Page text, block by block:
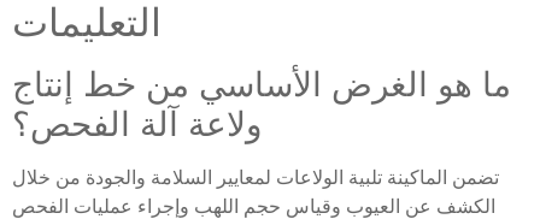
التعليمات
ما هو الغرض الأساسي من خط إنتاج
ولاعة آلة الفحص؟
تضمن الماكينة تلبية الولاعات لمعايير السلامة والجودة من خلال
الكشف عن العيوب وقياس حجم اللهب وإجراء عمليات الفحص